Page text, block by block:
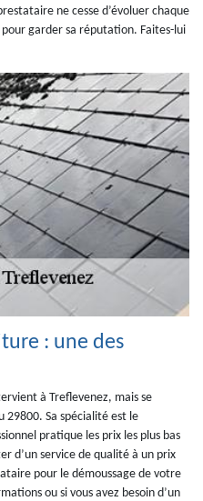
ne cesse d’évoluer chaque
pour garder sa réputation. Faites-lui
: une des
à Treflevenez, mais se
29800. Sa spécialité est le
pratique les prix les plus bas
d’un service de qualité à un prix
pour le démoussage de votre
ou si vous avez besoin d’un